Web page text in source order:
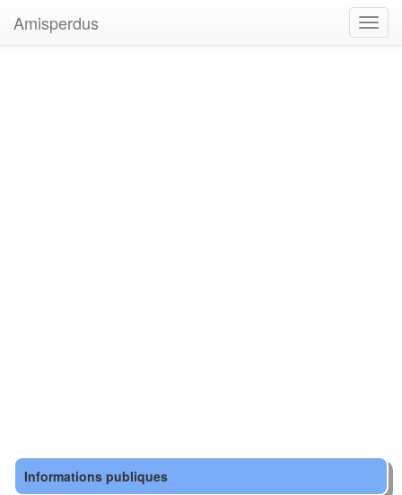
Amisperdus
Informations publiques